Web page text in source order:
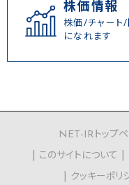
株価情報
株価/チャート
になれます
NET-IRトップ
このサイトについて
クッキーポリ